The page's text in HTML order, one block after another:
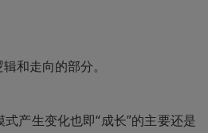
和走向的部分。
产生变化也即“成长”的主要还是